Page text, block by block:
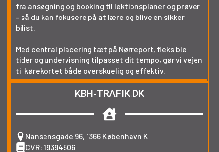
fra ansøgning og booking til lektionsplaner og prøver
– så du kan fokusere på at lære og blive en sikker
bilist.
Med central placering tæt på Nørreport, fleksible
tider og undervisning tilpasset dit tempo, gør vi vejen
til kørekortet både overskuelig og effektiv.
KBH-TRAFIK.DK
Nansensgade 96, 1366 København K
CVR: 19394506